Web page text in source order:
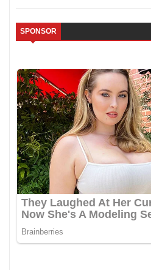
SPONSOR